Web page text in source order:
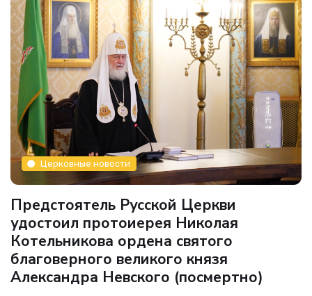
Церковные новости
Предстоятель Русской Церкви
удостоил протоиерея Николая
Котельникова ордена святого
благоверного великого князя
Александра Невского (посмертно)